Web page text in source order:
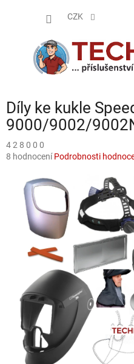
CZK
Díly ke kukle
9000/9002/
4 2 8 0 0 0
Průměrné
produktu
hvězdiček.
8 hodnocení Podrobnosti